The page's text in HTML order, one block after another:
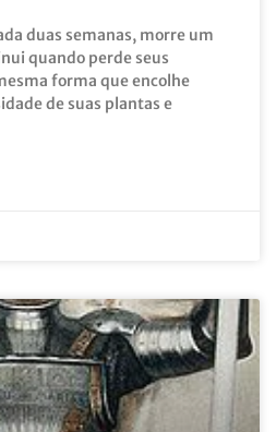
duas semanas, morre um
quando perde seus
forma que encolhe
de suas plantas e